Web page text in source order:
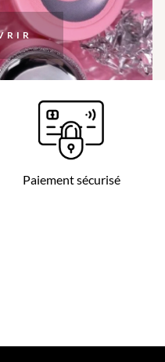
Paiement sécurisé